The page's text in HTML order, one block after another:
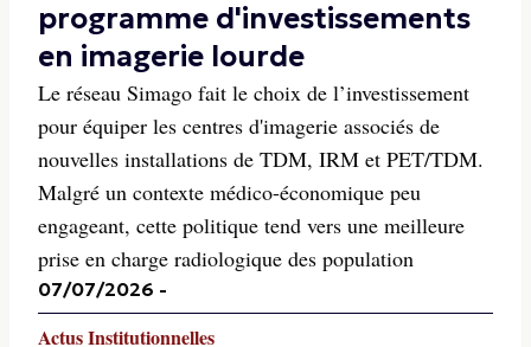
programme d'investissements
en imagerie lourde
Le réseau Simago fait le choix de l’investissement
pour équiper les centres d'imagerie associés de
nouvelles installations de TDM, IRM et PET/TDM.
Malgré un contexte médico-économique peu
engageant, cette politique tend vers une meilleure
prise en charge radiologique des population
07/07/2026 -
Actus Institutionnelles